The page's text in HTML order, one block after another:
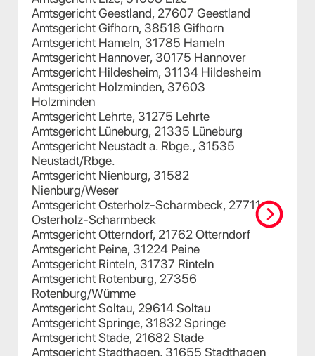
Amtsgericht Geestland, 27607 Geestland
Amtsgericht Gifhorn, 38518 Gifhorn
Amtsgericht Hameln, 31785 Hameln
Amtsgericht Hannover, 30175 Hannover
Amtsgericht Hildesheim, 31134 Hildesheim
Amtsgericht Holzminden, 37603
Holzminden
Amtsgericht Lehrte, 31275 Lehrte
Amtsgericht Lüneburg, 21335 Lüneburg
Amtsgericht Neustadt a. Rbge., 31535
Neustadt/Rbge.
Amtsgericht Nienburg, 31582
Nienburg/Weser
Amtsgericht Osterholz-Scharmbeck, 27711
Osterholz-Scharmbeck
Amtsgericht Otterndorf, 21762 Otterndorf
Amtsgericht Peine, 31224 Peine
Amtsgericht Rinteln, 31737 Rinteln
Amtsgericht Rotenburg, 27356
Rotenburg/Wümme
Amtsgericht Soltau, 29614 Soltau
Amtsgericht Springe, 31832 Springe
Amtsgericht Stade, 21682 Stade
Amtsgericht Stadthagen, 31655 Stadthagen